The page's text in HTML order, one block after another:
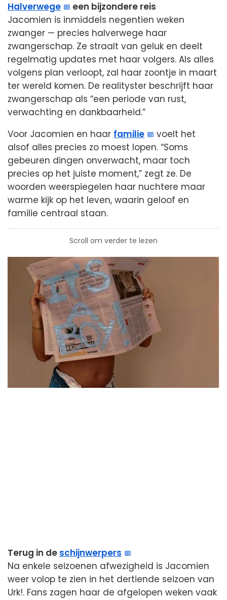
Halverwege
een bijzondere reis
Jacomien is inmiddels negentien weken
zwanger — precies halverwege haar
zwangerschap. Ze straalt van geluk en deelt
regelmatig updates met haar volgers. Als alles
volgens plan verloopt, zal haar zoontje in maart
ter wereld komen. De realityster beschrijft haar
zwangerschap als “een periode van rust,
verwachting en dankbaarheid.”
Voor Jacomien en haar familie
voelt het
alsof alles precies zo moest lopen. “Soms
gebeuren dingen onverwacht, maar toch
precies op het juiste moment,” zegt ze. De
woorden weerspiegelen haar nuchtere maar
warme kijk op het leven, waarin geloof en
familie centraal staan.
Scroll om verder te lezen
Terug in de schijnwerpers
Na enkele seizoenen afwezigheid is Jacomien
weer volop te zien in het dertiende seizoen van
Urk!. Fans zagen haar de afgelopen weken vaak